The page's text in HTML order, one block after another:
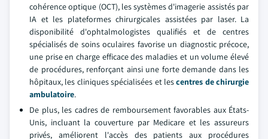
cohérence optique (OCT), les systèmes d'imagerie assistés par
IA et les plateformes chirurgicales assistées par laser. La
disponibilité d'ophtalmologistes qualifiés et de centres
spécialisés de soins oculaires favorise un diagnostic précoce,
une prise en charge efficace des maladies et un volume élevé
de procédures, renforçant ainsi une forte demande dans les
hôpitaux, les cliniques spécialisées et lescentres de chirurgie
ambulatoire.
De plus, les cadres de remboursement favorables aux États-
Unis, incluant la couverture par Medicare et les assureurs
privés, améliorent l'accès des patients aux procédures